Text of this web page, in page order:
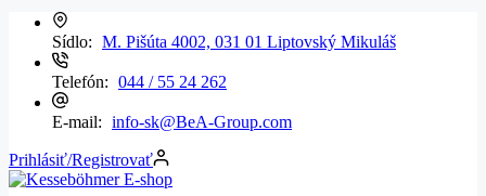
Sídlo: M. Pišúta 4002, 031 01 Liptovský Mikuláš
Telefón: 044 / 55 24 262
E-mail: info-sk@BeA-Group.com
Prihlásiť/Registrovať